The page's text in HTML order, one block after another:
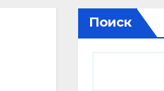
Поиск